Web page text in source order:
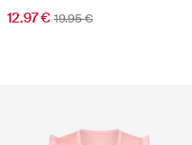
12.97 € 19.95 €